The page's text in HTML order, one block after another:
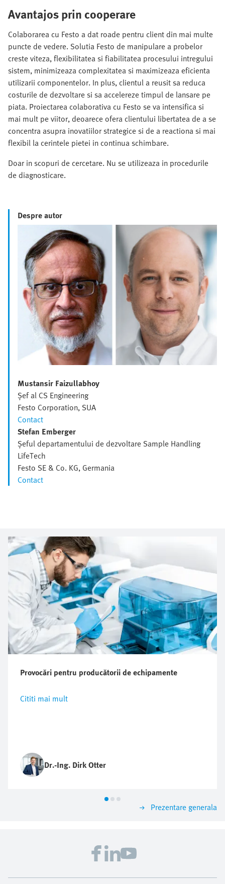
Avantajos prin cooperare
Colaborarea cu Festo a dat roade pentru client din mai multe
puncte de vedere. Solutia Festo de manipulare a probelor
creste viteza, flexibilitatea si fiabilitatea procesului intregului
sistem, minimizeaza complexitatea si maximizeaza eficienta
utilizarii componentelor. In plus, clientul a reusit sa reduca
costurile de dezvoltare si sa accelereze timpul de lansare pe
piata. Proiectarea colaborativa cu Festo se va intensifica si
mai mult pe viitor, deoarece ofera clientului libertatea de a se
concentra asupra inovatiilor strategice si de a reactiona si mai
flexibil la cerintele pietei in continua schimbare.
Doar in scopuri de cercetare. Nu se utilizeaza in procedurile
de diagnosticare.
Despre autor
Mustansir Faizullabhoy
Șef al CS Engineering
Festo Corporation, SUA
Contact
Stefan Emberger
Șeful departamentului de dezvoltare Sample Handling
LifeTech
Festo SE & Co. KG, Germania
Contact
Provocări pentru producătorii de echipamente
Cititi mai mult
Dr.-Ing. Dirk Otter
Prezentare generala